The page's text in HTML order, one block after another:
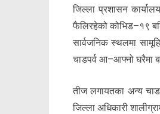
जिल्ला प्रशासन
फैलिरहेको कोभिड–१९
सार्वजनिक स्थलमा
चाडपर्व आ–आफ्नो घरैमा
तीज लगायतका अन्य
जिल्ला अधिकारी